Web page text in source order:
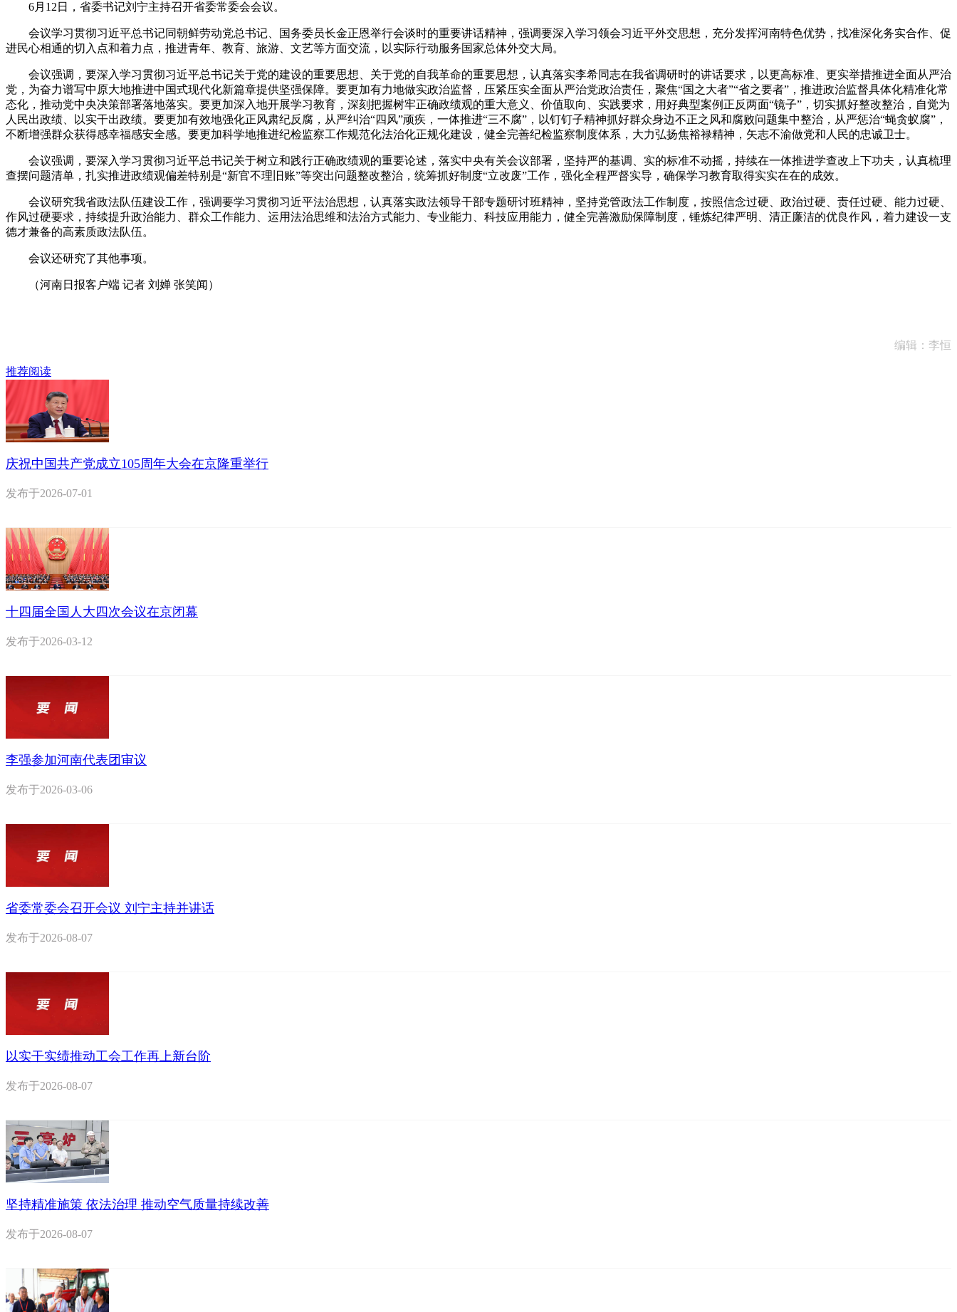
6月12日，省委书记刘宁主持召开省委常委会会议。
会议学习贯彻习近平总书记同朝鲜劳动党总书记、国务委员长金正恩举行会谈时的重要讲话精神，强调要深入学习领会习近平外交思想，充分发挥河南特色优势，找准深化务实合作、促
进民心相通的切入点和着力点，推进青年、教育、旅游、文艺等方面交流，以实际行动服务国家总体外交大局。
会议强调，要深入学习贯彻习近平总书记关于党的建设的重要思想、关于党的自我革命的重要思想，认真落实李希同志在我省调研时的讲话要求，以更高标准、更实举措推进全面从严治
党，为奋力谱写中原大地推进中国式现代化新篇章提供坚强保障。要更加有力地做实政治监督，压紧压实全面从严治党政治责任，聚焦“国之大者”“省之要者”，推进政治监督具体化精准化常
态化，推动党中央决策部署落地落实。要更加深入地开展学习教育，深刻把握树牢正确政绩观的重大意义、价值取向、实践要求，用好典型案例正反两面“镜子”，切实抓好整改整治，自觉为
人民出政绩、以实干出政绩。要更加有效地强化正风肃纪反腐，从严纠治“四风”顽疾，一体推进“三不腐”，以钉钉子精神抓好群众身边不正之风和腐败问题集中整治，从严惩治“蝇贪蚁腐”，
不断增强群众获得感幸福感安全感。要更加科学地推进纪检监察工作规范化法治化正规化建设，健全完善纪检监察制度体系，大力弘扬焦裕禄精神，矢志不渝做党和人民的忠诚卫士。
会议强调，要深入学习贯彻习近平总书记关于树立和践行正确政绩观的重要论述，落实中央有关会议部署，坚持严的基调、实的标准不动摇，持续在一体推进学查改上下功夫，认真梳理
查摆问题清单，扎实推进政绩观偏差特别是“新官不理旧账”等突出问题整改整治，统筹抓好制度“立改废”工作，强化全程严督实导，确保学习教育取得实实在在的成效。
会议研究我省政法队伍建设工作，强调要学习贯彻习近平法治思想，认真落实政法领导干部专题研讨班精神，坚持党管政法工作制度，按照信念过硬、政治过硬、责任过硬、能力过硬、
作风过硬要求，持续提升政治能力、群众工作能力、运用法治思维和法治方式能力、专业能力、科技应用能力，健全完善激励保障制度，锤炼纪律严明、清正廉洁的优良作风，着力建设一支
德才兼备的高素质政法队伍。
会议还研究了其他事项。
（河南日报客户端 记者 刘婵 张笑闻）
编辑：李恒
推荐阅读
庆祝中国共产党成立105周年大会在京隆重举行
发布于2026-07-01
十四届全国人大四次会议在京闭幕
发布于2026-03-12
李强参加河南代表团审议
发布于2026-03-06
省委常委会召开会议 刘宁主持并讲话
发布于2026-08-07
以实干实绩推动工会工作再上新台阶
发布于2026-08-07
坚持精准施策 依法治理 推动空气质量持续改善
发布于2026-08-07